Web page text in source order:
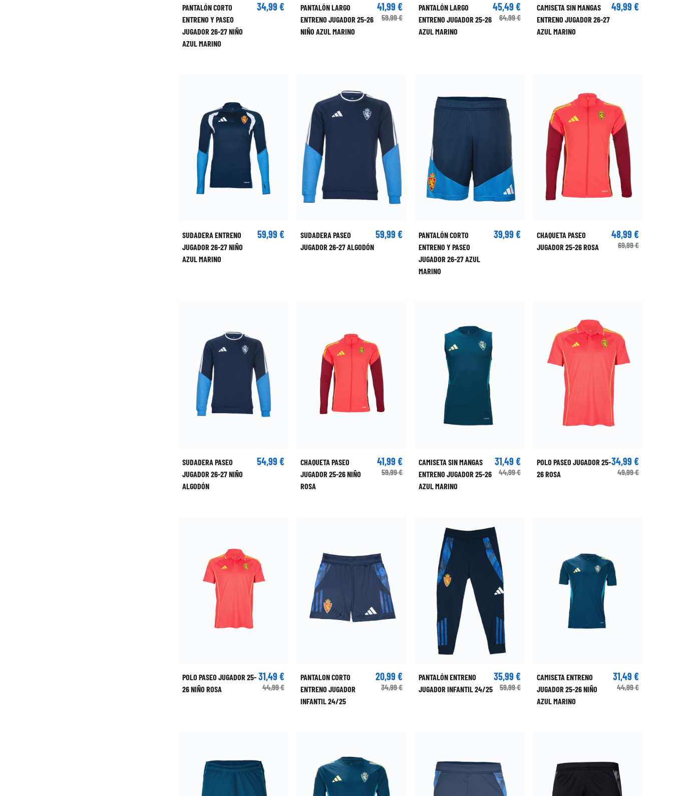
PANTALÓN CORTO
ENTRENO Y PASEO
JUGADOR 26-27 NIÑO
AZUL MARINO
34,99 €
PANTALÓN LARGO
ENTRENO JUGADOR 25-26
NIÑO AZUL MARINO
41,99 €
59,99 €
PANTALÓN LARGO
ENTRENO JUGADOR 25-26
AZUL MARINO
45,49 €
64,99 €
CAMISETA SIN MANGAS
ENTRENO JUGADOR 26-27
AZUL MARINO
49,99 €
SUDADERA ENTRENO
JUGADOR 26-27 NIÑO
AZUL MARINO
59,99 €
SUDADERA PASEO
JUGADOR 26-27 ALGODÓN
59,99 €
PANTALÓN CORTO
ENTRENO Y PASEO
JUGADOR 26-27 AZUL
MARINO
39,99 €
CHAQUETA PASEO
JUGADOR 25-26 ROSA
48,99 €
69,99 €
SUDADERA PASEO
JUGADOR 26-27 NIÑO
ALGODÓN
54,99 €
CHAQUETA PASEO
JUGADOR 25-26 NIÑO
ROSA
41,99 €
59,99 €
CAMISETA SIN MANGAS
ENTRENO JUGADOR 25-26
AZUL MARINO
31,49 €
44,99 €
POLO PASEO JUGADOR 25-
26 ROSA
34,99 €
49,99 €
POLO PASEO JUGADOR 25-
26 NIÑO ROSA
31,49 €
44,99 €
PANTALON CORTO
ENTRENO JUGADOR
INFANTIL 24/25
20,99 €
34,99 €
PANTALÓN ENTRENO
JUGADOR INFANTIL 24/25
35,99 €
59,99 €
CAMISETA ENTRENO
JUGADOR 25-26 NIÑO
AZUL MARINO
31,49 €
44,99 €